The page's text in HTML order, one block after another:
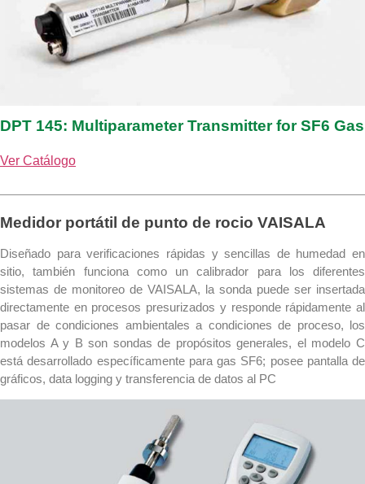
DPT 145: Multiparameter Transmitter for SF6 Gas
Ver Catálogo
Medidor portátil de punto de rocio VAISALA
Diseñado para verificaciones rápidas y sencillas de humedad en
sitio, también funciona como un calibrador para los diferentes
sistemas de monitoreo de VAISALA, la sonda puede ser insertada
directamente en procesos presurizados y responde rápidamente al
pasar de condiciones ambientales a condiciones de proceso, los
modelos A y B son sondas de propósitos generales, el modelo C
está desarrollado específicamente para gas SF6; posee pantalla de
gráficos, data logging y transferencia de datos al PC